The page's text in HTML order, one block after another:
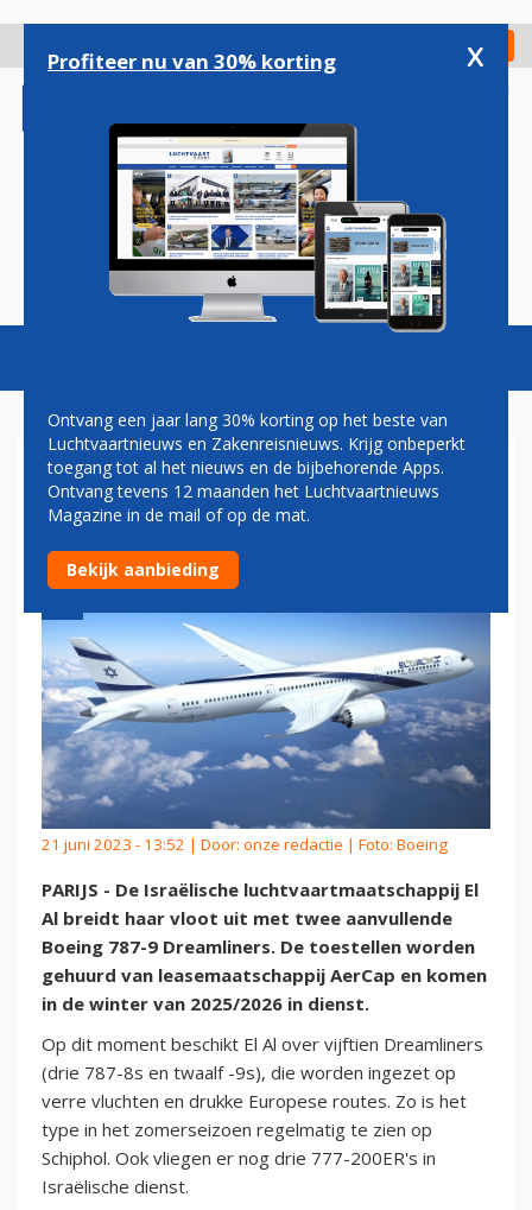
gaan
Check in
Magazine Podcasts Vacatures
EL AL HAALT EXTRA BOEING
787 DREAMLINERS IN HUIS
21 juni 2023 - 13:52 | Door: onze redactie | Foto: Boeing
PARIJS - De Israëlische luchtvaartmaatschappij El
Al breidt haar vloot uit met twee aanvullende
Boeing 787-9 Dreamliners. De toestellen worden
gehuurd van leasemaatschappij AerCap en komen
in de winter van 2025/2026 in dienst.
Op dit moment beschikt El Al over vijftien Dreamliners
(drie 787-8s en twaalf -9s), die worden ingezet op
verre vluchten en drukke Europese routes. Zo is het
type in het zomerseizoen regelmatig te zien op
Schiphol. Ook vliegen er nog drie 777-200ER's in
Israëlische dienst.
Profiteer nu van 30% korting x
Ontvang een jaar lang 30% korting op het beste van
Luchtvaartnieuws en Zakenreisnieuws. Krijg onbeperkt
toegang tot al het nieuws en de bijbehorende Apps.
Ontvang tevens 12 maanden het Luchtvaartnieuws
Magazine in de mail of op de mat.
Bekijk aanbieding